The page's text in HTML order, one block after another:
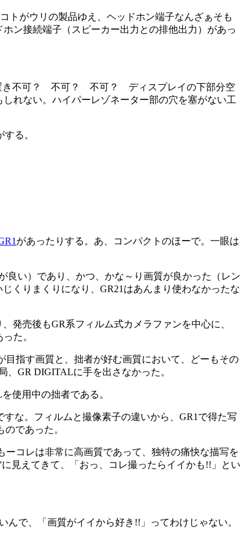
トがウリの製品ゆえ、ヘッドホン端子なんざぁそも
ン接続端子（スピーカー出力との排他出力）があっ
き不可？ 不可？ 不可？ ディスプレイの下部分空
れない。ハイパーレゾネーター部の穴を塞がない工
る。
があったりする。あ、コンパクトのほーで。一眼は
い）であり、かつ、かな～り画質が良かった（レン
くりまくりになり、GR21はあんまり使わなかったな
発売後もGR系フィルム式カメラファンを中心に、
た。
指す画質と、拙者が好む画質において、どーもその
GR DIGITALに手を出さなかった。
使用中の拙者である。
な。フィルムと撮像素子の違いから、GR1で得た写
であった。
コレは非常に高画質であって、独特の痛快な描写を
見えてきて、「おっ、コレ撮ったらイイかも!!」とい
で、「画質がイイから好き!!」ってわけじゃない。